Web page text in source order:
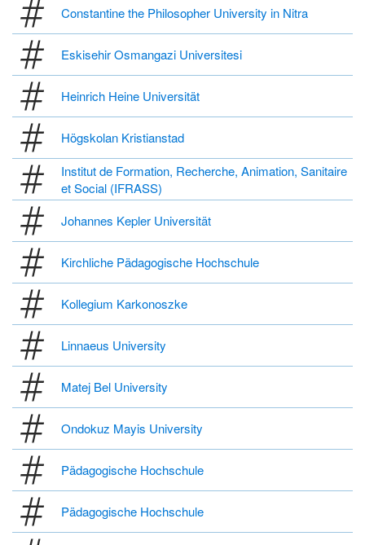
Constantine the Philosopher University in Nitra
Eskisehir Osmangazi Universitesi
Heinrich Heine Universität
Högskolan Kristianstad
Institut de Formation, Recherche, Animation, Sanitaire
et Social (IFRASS)
Johannes Kepler Universität
Kirchliche Pädagogische Hochschule
Kollegium Karkonoszke
Linnaeus University
Matej Bel University
Ondokuz Mayis University
Pädagogische Hochschule
Pädagogische Hochschule